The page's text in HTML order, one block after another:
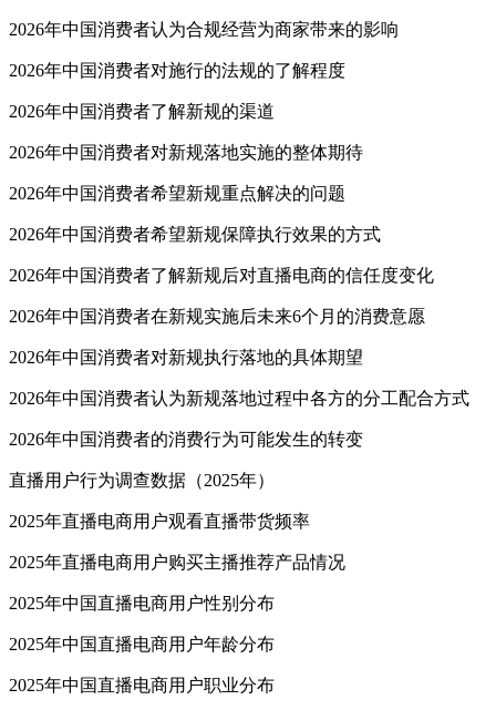
2026年中国消费者认为合规经营为商家带来的影响
2026年中国消费者对施行的法规的了解程度
2026年中国消费者了解新规的渠道
2026年中国消费者对新规落地实施的整体期待
2026年中国消费者希望新规重点解决的问题
2026年中国消费者希望新规保障执行效果的方式
2026年中国消费者了解新规后对直播电商的信任度变化
2026年中国消费者在新规实施后未来6个月的消费意愿
2026年中国消费者对新规执行落地的具体期望
2026年中国消费者认为新规落地过程中各方的分工配合方式
2026年中国消费者的消费行为可能发生的转变
直播用户行为调查数据（2025年）
2025年直播电商用户观看直播带货频率
2025年直播电商用户购买主播推荐产品情况
2025年中国直播电商用户性别分布
2025年中国直播电商用户年龄分布
2025年中国直播电商用户职业分布